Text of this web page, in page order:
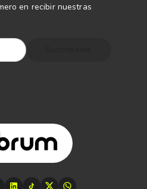
en recibir nuestras